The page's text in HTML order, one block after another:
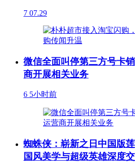
7 07.29
微信全面叫停第三方号卡
商开展相关业务
6 5小时前
蜘蛛侠：崭新之日中国版
国风美学与超级英雄深度